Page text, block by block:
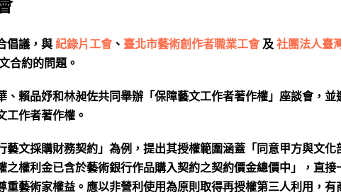
倡議，與紀錄片工會、 臺北市藝術創作者職業工會及社團法人臺
合約的問題。
賴品妤和林昶佐共同舉辦「保障藝文工作者著作權」座談會，並
作者著作權。
文採購財務契約」為例，提出其授權範圍涵蓋「同意甲方與文化
權利金已含於藝術銀行作品購入契約之契約價金總價中」，直接
藝術家權益。應以非營利使用為原則取得再授權第三人利用，有